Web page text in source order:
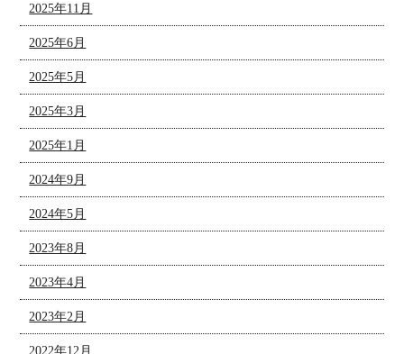
2025年11月
2025年6月
2025年5月
2025年3月
2025年1月
2024年9月
2024年5月
2023年8月
2023年4月
2023年2月
2022年12月